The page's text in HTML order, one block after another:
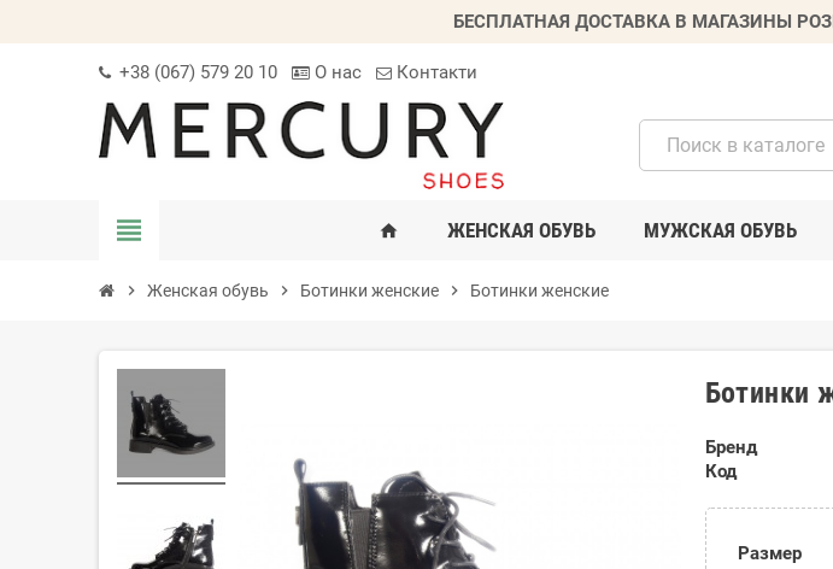
БЕСПЛАТНАЯ ДОСТАВКА В МАГАЗИНЫ
+38 (067) 579 20 10 О нас Контакти
view_headline home ЖЕНСКАЯ ОБУВЬ МУЖСКАЯ ОБУВЬ
chevron_right Женская обувь chevron_right Ботинки женские chevron_right Ботинки женские
Ботинки
Бренд
Код
Размер